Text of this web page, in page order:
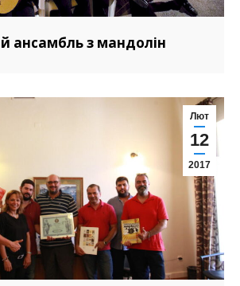
ансамбль з мандолін
Лют
12
2017